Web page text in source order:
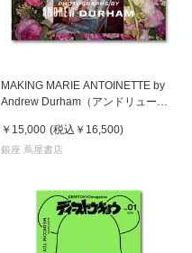
MAKING MARIE ANTOINETTE by
Andrew Durham（アンドリュー・
作品集
￥15,000 (税込 ￥16,500)
銀座 蔦屋書店